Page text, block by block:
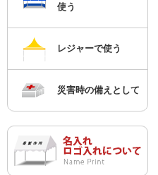
使う
レジャーで使う
災害時の備えとして